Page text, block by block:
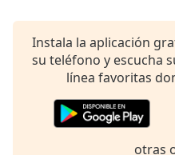
Instala la aplicación
su teléfono y escucha
línea favoritas
otras